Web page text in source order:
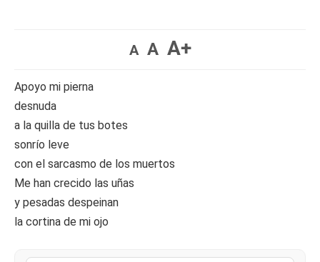
A A A+
Apoyo mi pierna
desnuda
a la quilla de tus botes
sonrío leve
con el sarcasmo de los muertos
Me han crecido las uñas
y pesadas despeinan
la cortina de mi ojo